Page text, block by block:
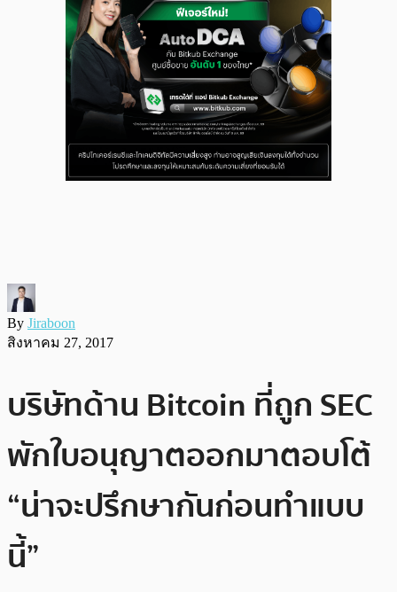
By Jiraboon
สิงหาคม 27, 2017
บริษัทด้าน Bitcoin ที่ถูก SEC
พักใบอนุญาตออกมาตอบโต้
“น่าจะปรึกษากันก่อนทำแบบ
นี้”